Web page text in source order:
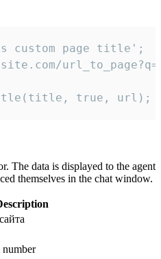
page title';
true, url);
The data is displayed to the agent
themselves in the chat window.
number